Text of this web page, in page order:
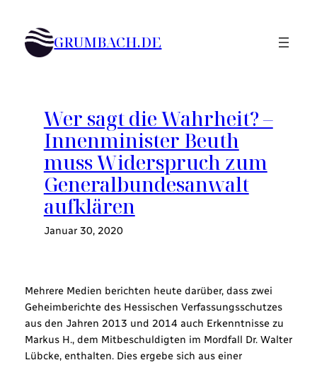
Inhalt
springen GRUMBACH.DE
Wer sagt die Wahrheit? –
Innenminister Beuth
muss Widerspruch zum
Generalbundesanwalt
aufklären
Januar 30, 2020
Mehrere Medien berichten heute darüber, dass zwei
Geheimberichte des Hessischen Verfassungsschutzes
aus den Jahren 2013 und 2014 auch Erkenntnisse zu
Markus H., dem Mitbeschuldigten im Mordfall Dr. Walter
Lübcke, enthalten. Dies ergebe sich aus einer